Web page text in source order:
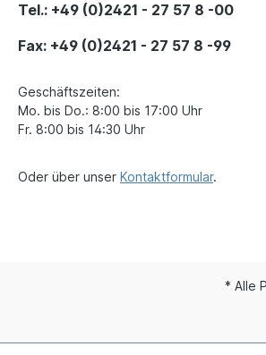
Tel.: +49 (0)2421 - 27 57 8 -00
Fax: +49 (0)2421 - 27 57 8 -99
Geschäftszeiten:
Mo. bis Do.: 8:00 bis 17:00 Uhr
Fr. 8:00 bis 14:30 Uhr
Oder über unser Kontaktformular.
* Alle